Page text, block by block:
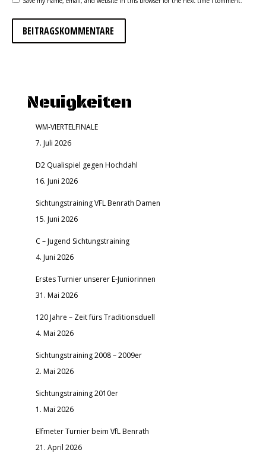
BEITRAGSKOMMENTARE
Neuigkeiten
WM-VIERTELFINALE
7. Juli 2026
D2 Qualispiel gegen Hochdahl
16. Juni 2026
Sichtungstraining VFL Benrath Damen
15. Juni 2026
C – Jugend Sichtungstraining
4. Juni 2026
Erstes Turnier unserer E-Juniorinnen
31. Mai 2026
120 Jahre – Zeit fürs Traditionsduell
4. Mai 2026
Sichtungstraining 2008 – 2009er
2. Mai 2026
Sichtungstraining 2010er
1. Mai 2026
Elfmeter Turnier beim VfL Benrath
21. April 2026